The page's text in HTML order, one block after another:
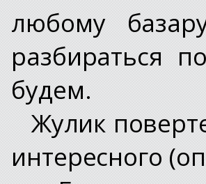
любому
разбираться
будем.
Жулик
интересного